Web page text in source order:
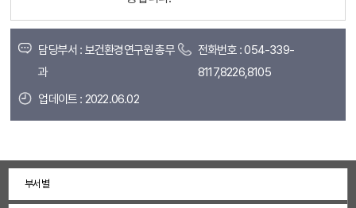
담당부서 : 보건환경연구원 총무
과
전화번호 : 054-339-
8117,8226,8105
업데이트 : 2022.06.02
부서별